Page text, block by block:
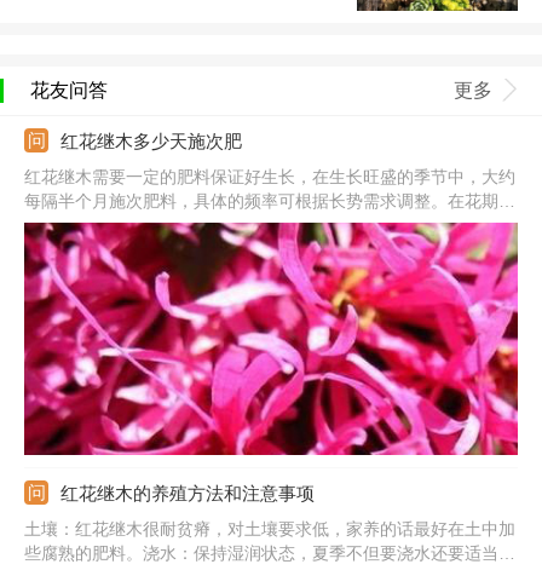
花友问答 更多
红花继木多少天施次肥
红花继木需要一定的肥料保证好生长，在生长旺盛的季节中，大约
每隔半个月施次肥料，具体的频率可根据长势需求调整。在花期来
临之前，可以适当多施肥，隔上10天左右施次肥。夏季和冬季正好
处在休眠期，此时生长比较的缓慢，可隔上很长一段时间施次肥，
或直接不施肥。
红花继木的养殖方法和注意事项
土壤：红花继木很耐贫瘠，对土壤要求低，家养的话最好在土中加
些腐熟的肥料。浇水：保持湿润状态，夏季不但要浇水还要适当喷